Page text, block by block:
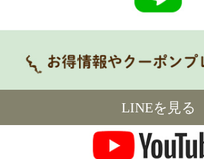
LINEを見る